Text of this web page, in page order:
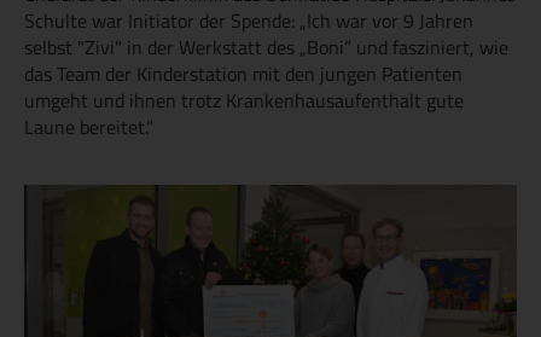
Schulte war Initiator der Spende: „Ich war vor 9 Jahren
selbst "Zivi" in der Werkstatt des „Boni“ und fasziniert, wie
das Team der Kinderstation mit den jungen Patienten
umgeht und ihnen trotz Krankenhausaufenthalt gute
Laune bereitet.“